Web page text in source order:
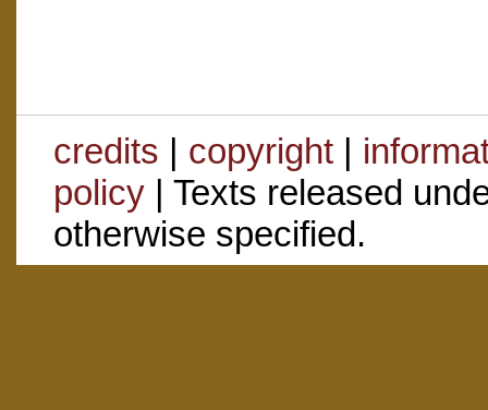
credits | copyright|
policy| Texts released
otherwise specified.